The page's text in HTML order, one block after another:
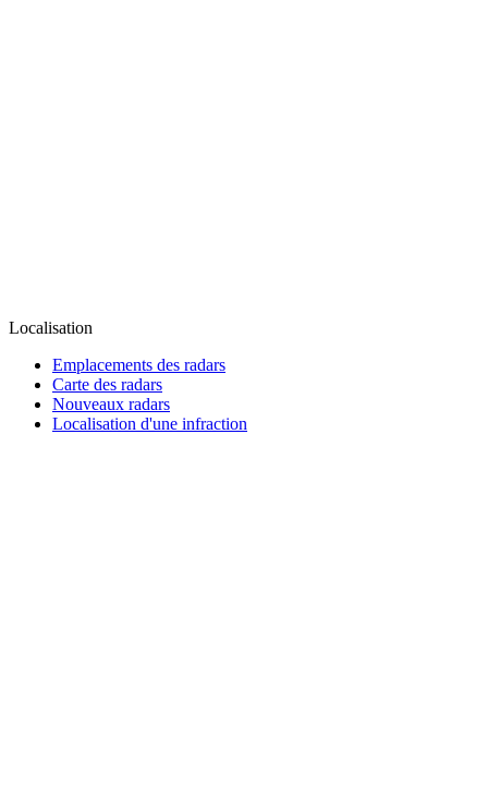
Localisation
Emplacements des radars
Carte des radars
Nouveaux radars
Localisation d'une infraction